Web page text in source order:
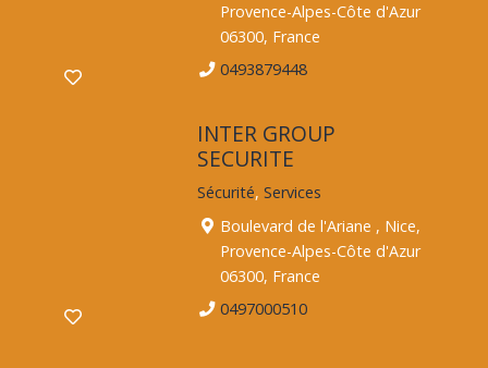
Provence-Alpes-Côte d'Azur
06300, France
0493879448
INTER GROUP
SECURITE
Sécurité, Services
Boulevard de l'Ariane , Nice,
Provence-Alpes-Côte d'Azur
06300, France
0497000510